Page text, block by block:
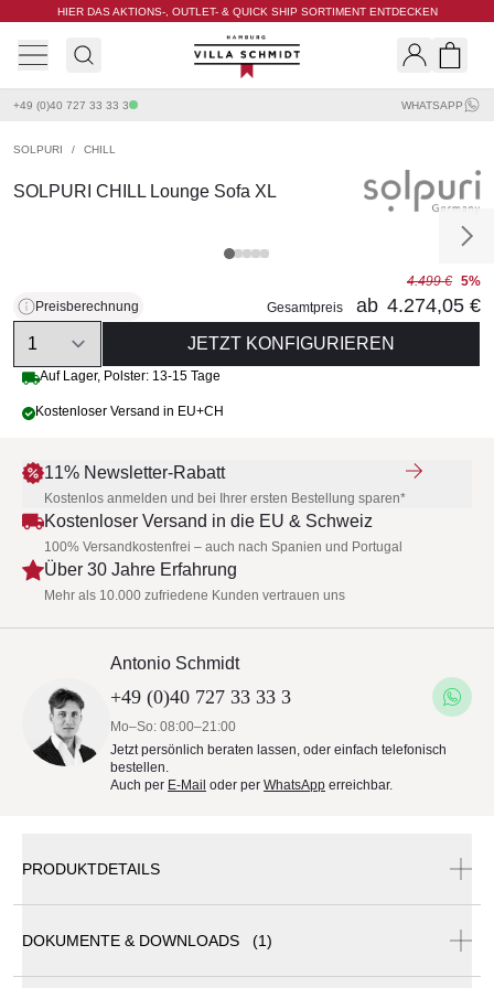
HIER DAS AKTIONS-, OUTLET- & QUICK SHIP SORTIMENT ENTDECKEN
Villa Schmidt
+49 (0)40 727 33 33 3 WHATSAPP
SOLPURI / CHILL
SOLPURI CHILL Lounge Sofa XL
Preisberechnung
4.499 € 5%
Gesamtpreis
ab 4.274,05 €
Quantity
JETZT KONFIGURIEREN
Auf Lager, Polster: 13-15 Tage
Kostenloser Versand in EU+CH
11% Newsletter-Rabatt
Kostenlos anmelden und bei Ihrer ersten Bestellung sparen*
Kostenloser Versand in die EU & Schweiz
100% Versandkostenfrei – auch nach Spanien und Portugal
Über 30 Jahre Erfahrung
Mehr als 10.000 zufriedene Kunden vertrauen uns
Antonio Schmidt
+49 (0)40 727 33 33 3
Mo–So: 08:00–21:00
Jetzt persönlich beraten lassen, oder einfach telefonisch
bestellen.
Auch per E-Mail oder per WhatsApp erreichbar.
PRODUKTDETAILS
SOLPURI CHILL Lounge Sofa XL inkl.
DOKUMENTE & DOWNLOADS (1)